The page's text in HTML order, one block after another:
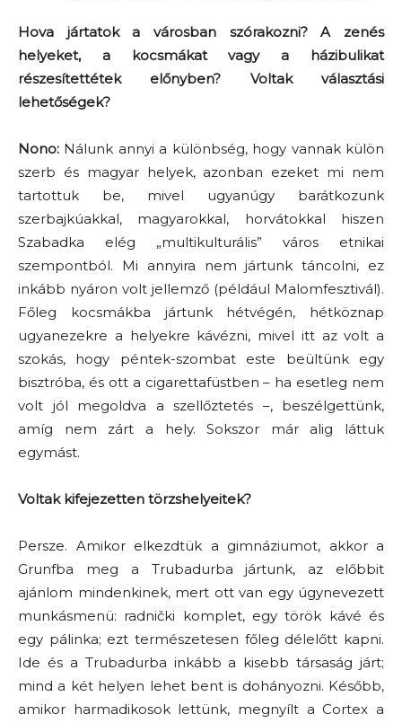
Hova jártatok a városban szórakozni? A zenés
helyeket, a kocsmákat vagy a házibulikat
részesítettétek előnyben? Voltak választási
lehetőségek?
Nono: Nálunk annyi a különbség, hogy vannak külön
szerb és magyar helyek, azonban ezeket mi nem
tartottuk be, mivel ugyanúgy barátkozunk
szerbajkúakkal, magyarokkal, horvátokkal hiszen
Szabadka elég „multikulturális” város etnikai
szempontból. Mi annyira nem jártunk táncolni, ez
inkább nyáron volt jellemző (például Malomfesztivál).
Főleg kocsmákba jártunk hétvégén, hétköznap
ugyanezekre a helyekre kávézni, mivel itt az volt a
szokás, hogy péntek-szombat este beültünk egy
bisztróba, és ott a cigarettafüstben – ha esetleg nem
volt jól megoldva a szellőztetés –, beszélgettünk,
amíg nem zárt a hely. Sokszor már alig láttuk
egymást.
Voltak kifejezetten törzshelyeitek?
Persze. Amikor elkezdtük a gimnáziumot, akkor a
Grunfba meg a Trubadurba jártunk, az előbbit
ajánlom mindenkinek, mert ott van egy úgynevezett
munkásmenü: radnički komplet, egy török kávé és
egy pálinka; ezt természetesen főleg délelőtt kapni.
Ide és a Trubadurba inkább a kisebb társaság járt;
mind a két helyen lehet bent is dohányozni. Később,
amikor harmadikosok lettünk, megnyílt a Cortex a